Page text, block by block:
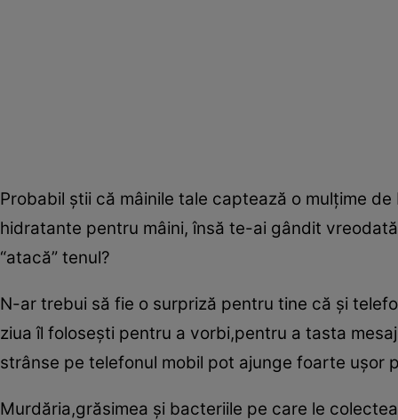
Probabil ştii că mâinile tale captează o mulţime
hidratante pentru mâini, însă te-ai gândit
“atacă” tenul?
N-ar trebui să fie o surpriză pentru tine că şi
ziua îl foloseşti pentru a vorbi,pentru a tasta
strânse pe telefonul mobil pot ajunge foarte uşor
Murdăria,grăsimea şi bacteriile pe care le